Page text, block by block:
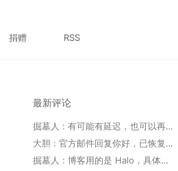
捐赠 RSS
最新评论
掘墓人 : 有可能有延迟，也可以再次发邮件确认
大胆 : 官方邮件回复你好，已恢复，请查实。 但实际未恢复
掘墓人 : 博客用的是 Halo，具体可以看下 https://www.halo.run 。